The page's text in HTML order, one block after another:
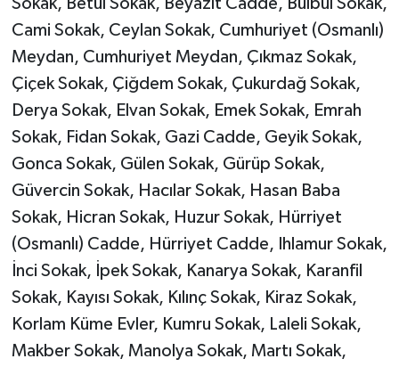
Cami Sokak, Ceylan Sokak, Cumhuriyet (Osmanlı)
Meydan, Cumhuriyet Meydan, Çıkmaz Sokak,
Çiçek Sokak, Çiğdem Sokak, Çukurdağ Sokak,
Derya Sokak, Elvan Sokak, Emek Sokak, Emrah
Sokak, Fidan Sokak, Gazi Cadde, Geyik Sokak,
Gonca Sokak, Gülen Sokak, Gürüp Sokak,
Güvercin Sokak, Hacılar Sokak, Hasan Baba
Sokak, Hicran Sokak, Huzur Sokak, Hürriyet
(Osmanlı) Cadde, Hürriyet Cadde, Ihlamur Sokak,
İnci Sokak, İpek Sokak, Kanarya Sokak, Karanfil
Sokak, Kayısı Sokak, Kılınç Sokak, Kiraz Sokak,
Korlam Küme Evler, Kumru Sokak, Laleli Sokak,
Makber Sokak, Manolya Sokak, Martı Sokak,